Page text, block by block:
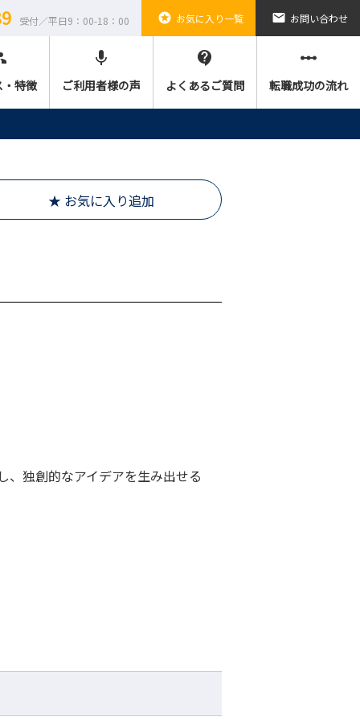
受付／平日9：00-18：00 stars お気に入り一覧 email お問い合わせ
・特徴
mic
ご利用者様の声
contact_support
よくあるご質問
linear_scale
転職成功の流れ
★ お気に入り追加
独創的なアイデアを生み出せる